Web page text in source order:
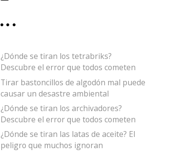
¿Dónde se tiran los tetrabriks?
Descubre el error que todos cometen
Tirar bastoncillos de algodón mal puede
causar un desastre ambiental
¿Dónde se tiran los archivadores?
Descubre el error que todos cometen
¿Dónde se tiran las latas de aceite? El
peligro que muchos ignoran